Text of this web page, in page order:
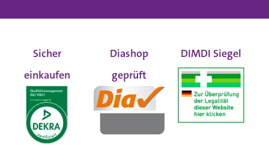
Sicher
einkaufen
Diashop
geprüft
DIMDI Siegel